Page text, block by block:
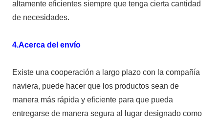
altamente eficientes siempre que tenga cierta cantidad
de necesidades.
4.Acerca del envío
Existe una cooperación a largo plazo con la compañía
naviera, puede hacer que los productos sean de
manera más rápida y eficiente para que pueda
entregarse de manera segura al lugar designado como